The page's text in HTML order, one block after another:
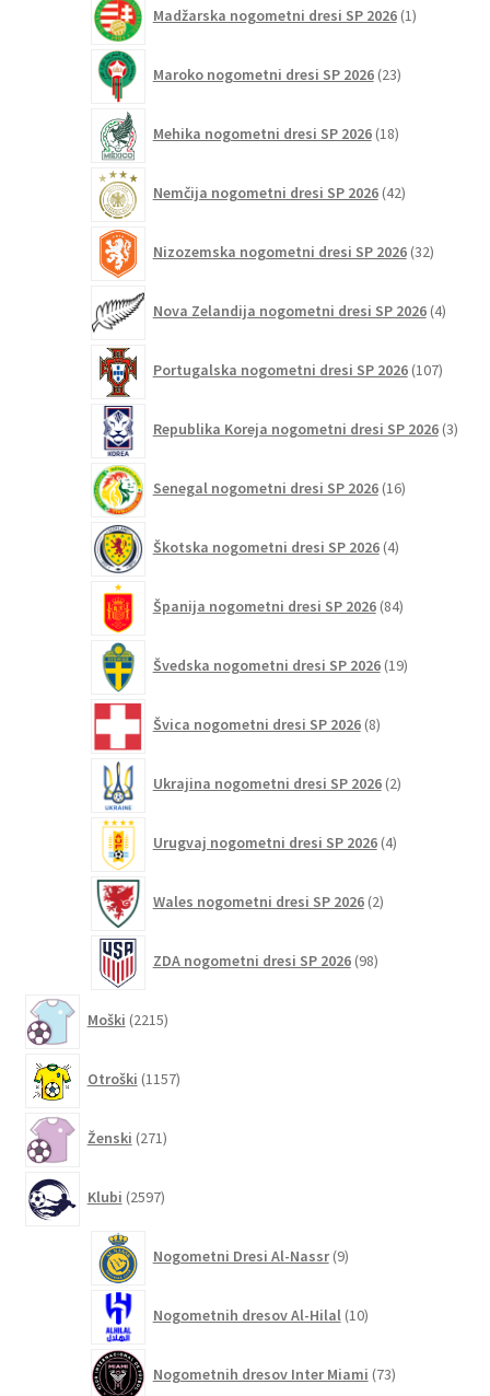
Madžarska nogometni dresi SP 2026 1izdelek
Maroko nogometni dresi SP 2026 23izdelkov
Mehika nogometni dresi SP 2026 18izdelkov
Nemčija nogometni dresi SP 2026 42izdelkov
Nizozemska nogometni dresi SP 2026 32izdelkov
Nova Zelandija nogometni dresi SP 2026 4izdelki
Portugalska nogometni dresi SP 2026 107
Republika Koreja nogometni dresi SP 2026 3
Senegal nogometni dresi SP 2026 16izdelkov
Škotska nogometni dresi SP 2026 4izdelki
Španija nogometni dresi SP 2026 84izdelkov
Švedska nogometni dresi SP 2026 19izdelkov
Švica nogometni dresi SP 2026 8izdelkov
Ukrajina nogometni dresi SP 2026 2izdelka
Urugvaj nogometni dresi SP 2026 4izdelki
Wales nogometni dresi SP 2026 2izdelka
ZDA nogometni dresi SP 2026 98izdelkov
Moški 2215izdelkov
Otroški 1157izdelkov
Ženski 271izdelkov
Klubi 2597izdelkov
Nogometni Dresi Al-Nassr 9izdelkov
Nogometnih dresov Al-Hilal 10izdelkov
Nogometnih dresov Inter Miami 73izdelkov